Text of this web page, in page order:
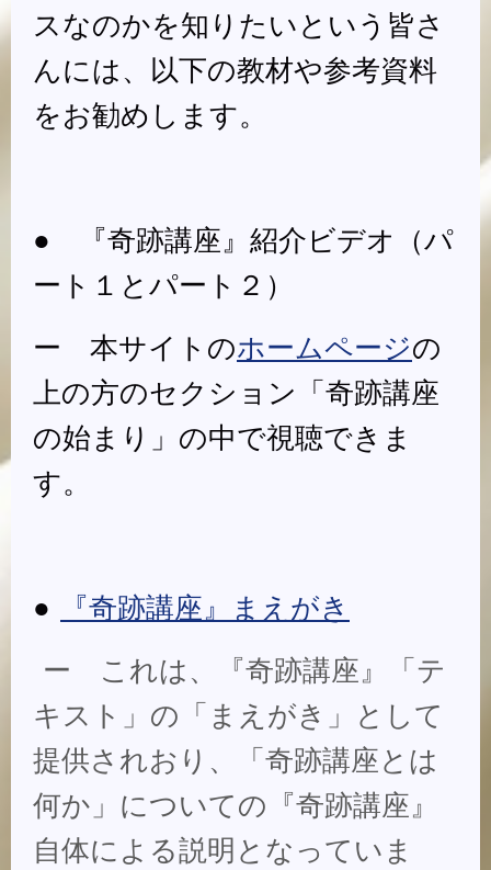
スなのかを知りたいという皆さ
んには、以下の教材や参考資料
をお勧めします。
● 『奇跡講座』紹介ビデオ（パ
ート１とパート２）
ー 本サイトのホームページの
上の方のセクション「奇跡講座
の始まり」の中で視聴できま
す。
●
『奇跡講座』まえがき
ー これは、『奇跡講座』「テ
キスト」の「まえがき」として
提供されおり、「奇跡講座とは
何か」についての『奇跡講座』
自体による説明となっていま